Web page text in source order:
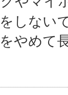
しない
やめて